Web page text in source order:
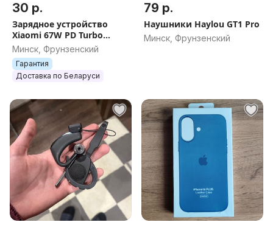
30 р.
Зарядное устройство
Xiaomi 67W PD Turbo
Charger (Type-A)Type-C
турбо и быстрая зарядка
блок + кабель
Минск, Фрунзенский
Гарантия
Доставка по Беларуси
79 р.
Наушники Haylou GT1 Pro
Минск, Фрунзенский